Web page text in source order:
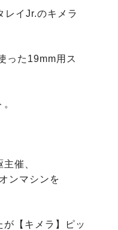
レイJr.のキメラ
った19mm用ス
催、
ンマシンを
【キメラ】ピッ